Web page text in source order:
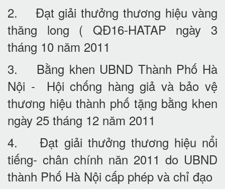
2. Đạt giải thưởng thương hiệu vàng
thăng long ( QĐ16-HATAP ngày 3
tháng 10 năm 2011
3. Bằng khen UBND Thành Phố Hà
Nội - Hội chống hàng giả và bảo vệ
thương hiệu thành phố tặng bằng khen
ngày 25 tháng 12 năm 2011
4. Đạt giải thưởng thương hiệu nổi
tiếng- chân chính năn 2011 do UBND
thành Phố Hà Nội cấp phép và chỉ đạo